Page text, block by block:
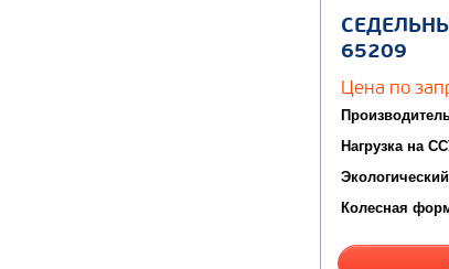
65209
Цена по
Нагрузка на
Колесная